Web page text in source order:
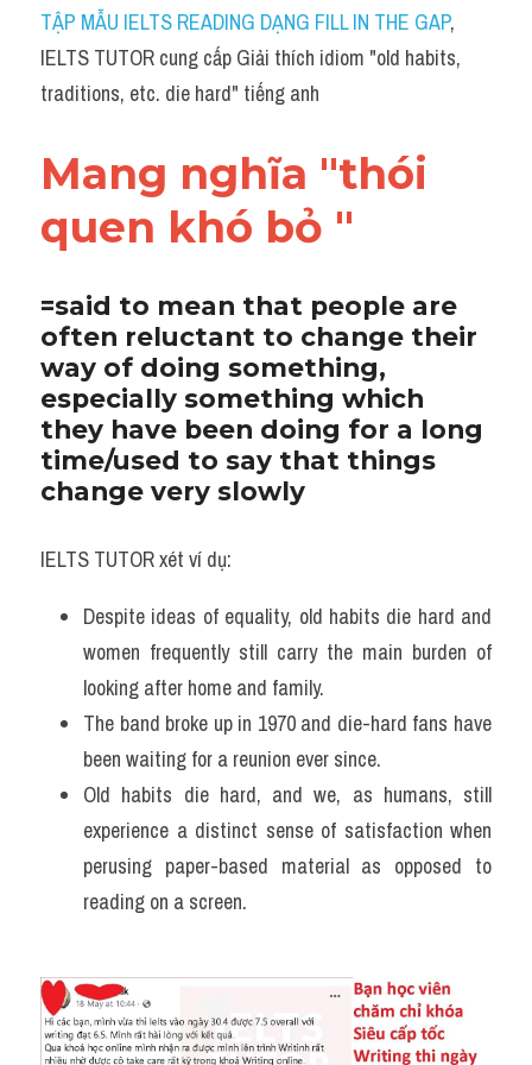
Idiom
Grammar
Word form
Cách dùng từ
Đề thi thật Task 2
Speaking
Writing
Reading
Vocabulary
TẬP MẪU IELTS READING DẠNG FILL IN THE GAP,
IELTS TUTOR cung cấp Giải thích idiom "old habits,
traditions, etc. die hard" tiếng anh
Mang nghĩa "thói
quen khó bỏ "
​=said to mean that people are
often reluctant to change their
way of doing something,
especially something which
they have been doing for a long
time/used to say that things
change very slowly
IELTS TUTOR xét ví dụ:
Despite ideas of equality, old habits die hard and
women frequently still carry the main burden of
looking after home and family.
The band broke up in 1970 and die-hard fans have
been waiting for a reunion ever since.
Old habits die hard, and we, as humans, still
experience a distinct sense of satisfaction when
perusing paper-based material as opposed to
reading on a screen.